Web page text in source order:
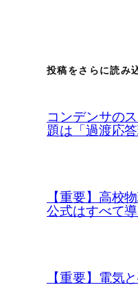
投稿をさらに読み
コンデンサの
題は「過渡応
【重要】高校
公式はすべて
【重要】電気